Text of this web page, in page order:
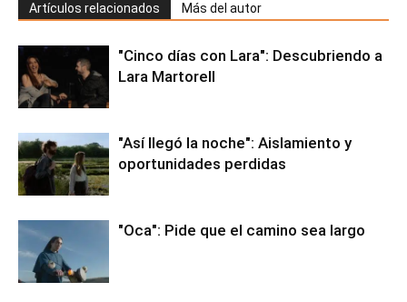
Artículos relacionados Más del autor
"Cinco días con Lara": Descubriendo a
Lara Martorell
"Así llegó la noche": Aislamiento y
oportunidades perdidas
"Oca": Pide que el camino sea largo